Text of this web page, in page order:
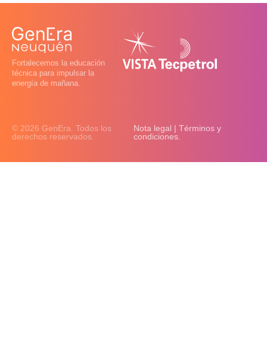
Fortalecemos la educación
técnica para impulsar la
energía de mañana.
© 2026 GenEra. Todos los
derechos reservados.
Nota legal | Términos y
condiciones.